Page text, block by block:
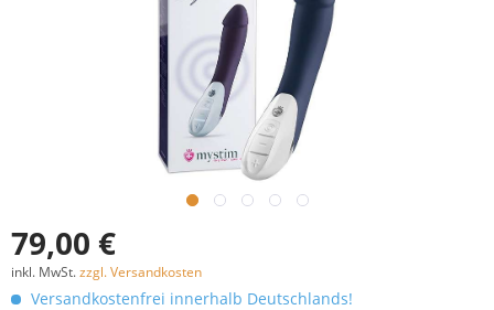
79,00 €
inkl. MwSt.zzgl. Versandkosten
Versandkostenfrei innerhalb Deutschlands!